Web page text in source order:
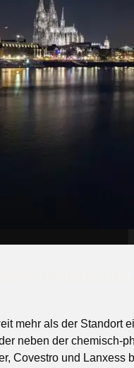
mehr als der Standort
neben der chemisch-
Covestro und